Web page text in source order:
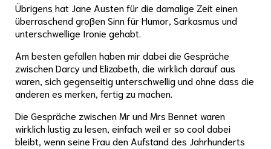
Übrigens hat Jane Austen für die damalige Zeit einen
überraschend großen Sinn für Humor, Sarkasmus und
unterschwellige Ironie gehabt.
Am besten gefallen haben mir dabei die Gespräche
zwischen Darcy und Elizabeth, die wirklich darauf aus
waren, sich gegenseitig unterschwellig und ohne dass die
anderen es merken, fertig zu machen.
Die Gespräche zwischen Mr und Mrs Bennet waren
wirklich lustig zu lesen, einfach weil er so cool dabei
bleibt, wenn seine Frau den Aufstand des Jahrhunderts